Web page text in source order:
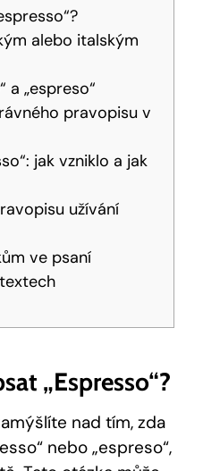
alebo italským
a „espreso“
pravopisu v
jak vzniklo a jak
užívání
ve psaní
„espresso“?
nad tím, zda
nebo „espreso“,